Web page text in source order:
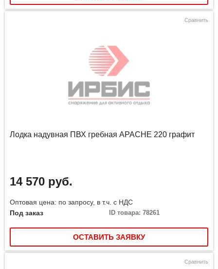
Сравнить
Лодка надувная ПВХ гребная APACHE 220 графит
14 570 руб.
Оптовая цена: по запросу, в т.ч. с НДС
Под заказ
ID товара: 78261
ОСТАВИТЬ ЗАЯВКУ
Сравнить